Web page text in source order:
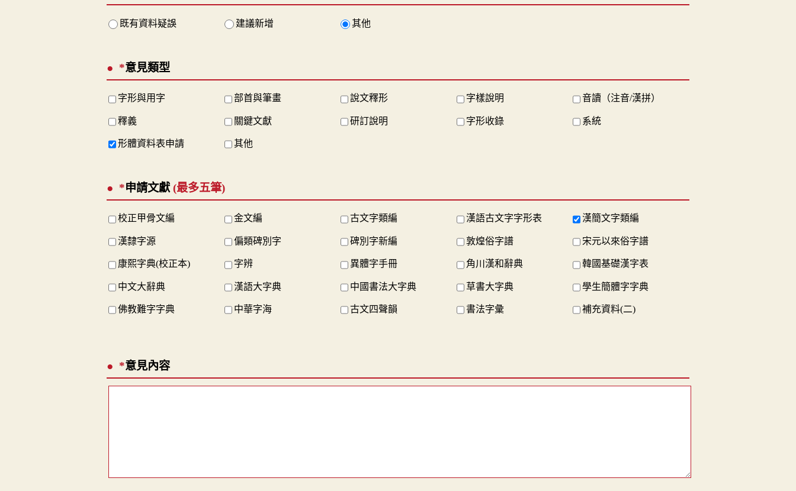
既有資料疑誤 建議新增 其他
*意見類型
字形與用字 部首與筆畫 說文釋形 字樣說明 音讀（注音/漢拼）
釋義 關鍵文獻 研訂說明 字形收錄 系統
形體資料表申請 其他
*申請文獻 (最多五筆)
校正甲骨文編 金文編 古文字類編 漢語古文字字形表 漢簡文字類編
漢隸字源 偏類碑別字 碑別字新編 敦煌俗字譜 宋元以來俗字譜
康熙字典(校正本) 字辨 異體字手冊 角川漢和辭典 韓國基礎漢字表
中文大辭典 漢語大字典 中國書法大字典 草書大字典 學生簡體字字典
佛教難字字典 中華字海 古文四聲韻 書法字彙 補充資料(二)
*意見內容